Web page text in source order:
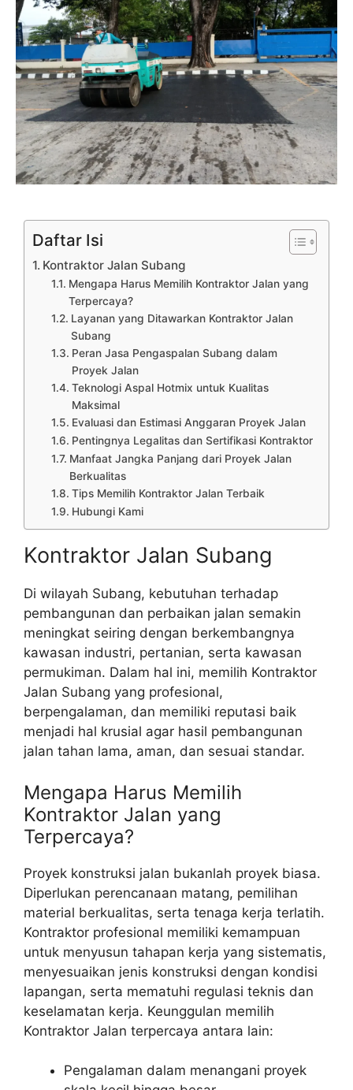
Daftar Isi
Kontraktor Jalan Subang
Mengapa Harus Memilih Kontraktor Jalan yang
Terpercaya?
Layanan yang Ditawarkan Kontraktor Jalan
Subang
Peran Jasa Pengaspalan Subang dalam
Proyek Jalan
Teknologi Aspal Hotmix untuk Kualitas
Maksimal
Evaluasi dan Estimasi Anggaran Proyek Jalan
Pentingnya Legalitas dan Sertifikasi Kontraktor
Manfaat Jangka Panjang dari Proyek Jalan
Berkualitas
Tips Memilih Kontraktor Jalan Terbaik
Hubungi Kami
Kontraktor Jalan Subang
Di wilayah Subang, kebutuhan terhadap
pembangunan dan perbaikan jalan semakin
meningkat seiring dengan berkembangnya
kawasan industri, pertanian, serta kawasan
permukiman. Dalam hal ini, memilih Kontraktor
Jalan Subang yang profesional,
berpengalaman, dan memiliki reputasi baik
menjadi hal krusial agar hasil pembangunan
jalan tahan lama, aman, dan sesuai standar.
Mengapa Harus Memilih
Kontraktor Jalan yang
Terpercaya?
Proyek konstruksi jalan bukanlah proyek biasa.
Diperlukan perencanaan matang, pemilihan
material berkualitas, serta tenaga kerja terlatih.
Kontraktor profesional memiliki kemampuan
untuk menyusun tahapan kerja yang sistematis,
menyesuaikan jenis konstruksi dengan kondisi
lapangan, serta mematuhi regulasi teknis dan
keselamatan kerja. Keunggulan memilih
Kontraktor Jalan terpercaya antara lain:
Pengalaman dalam menangani proyek